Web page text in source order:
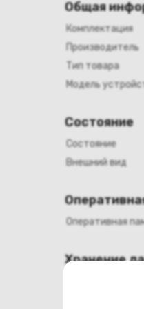
Общая
Комплектация
Производитель
Тип товара
Модель
Состояние
Состояние
Внешний вид
Оперативная
Хранение